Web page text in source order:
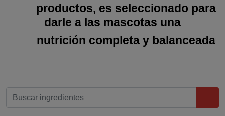
productos, es seleccionado para
darle a las mascotas una
nutrición completa y balanceada